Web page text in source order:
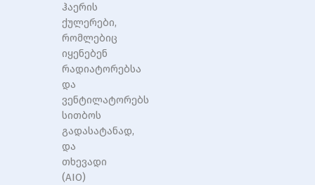
ჰაერის
ქულერები,
რომლებიც
იყენებენ
რადიატორებსა
და
ვენტილატორებს
სითბოს
გადასატანად,
და
თხევადი
(AIO)